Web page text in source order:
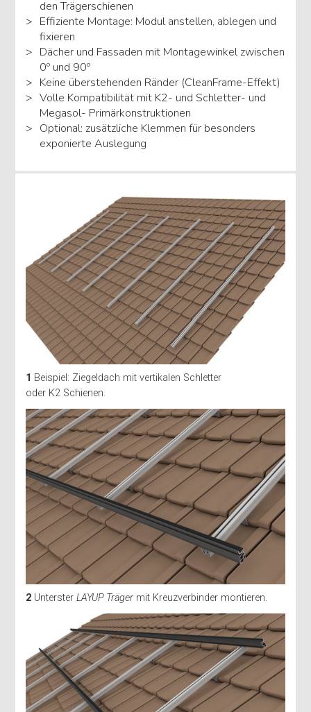
den Trägerschienen
Effiziente Montage: Modul anstellen, ablegen und
fixieren
Dächer und Fassaden mit Montagewinkel zwischen
0º und 90º
Keine überstehenden Ränder (CleanFrame-Effekt)
Volle Kompatibilität mit K2- und Schletter- und
Megasol- Primärkonstruktionen
Optional: zusätzliche Klemmen für besonders
exponierte Auslegung
1 Beispiel: Ziegeldach mit vertikalen Schletter
oder K2 Schienen.
2 Unterster LAYUP Träger mit Kreuzverbinder montieren.